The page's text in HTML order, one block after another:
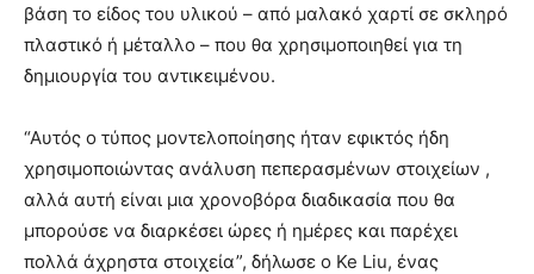
βάση το είδος του υλικού – από μαλακό χαρτί σε σκληρό
πλαστικό ή μέταλλο – που θα χρησιμοποιηθεί για τη
δημιουργία του αντικειμένου.
“Αυτός ο τύπος μοντελοποίησης ήταν εφικτός ήδη
χρησιμοποιώντας ανάλυση πεπερασμένων στοιχείων ,
αλλά αυτή είναι μια χρονοβόρα διαδικασία που θα
μπορούσε να διαρκέσει ώρες ή ημέρες και παρέχει
πολλά άχρηστα στοιχεία”, δήλωσε ο Ke Liu, ένας